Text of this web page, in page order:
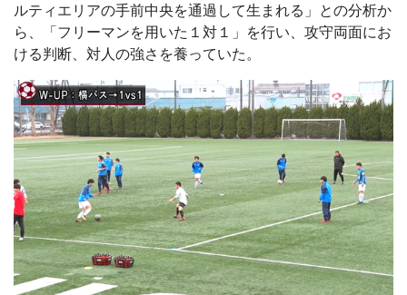
ルティエリアの手前中央を通過して生まれる」との分析か
ら、「フリーマンを用いた１対１」を行い、攻守両面にお
ける判断、対人の強さを養っていた。